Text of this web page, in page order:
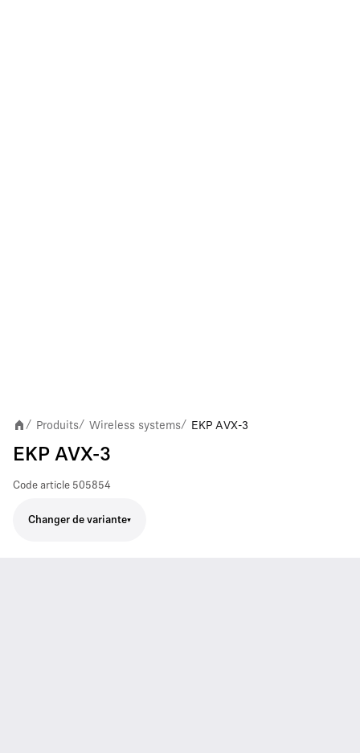
/ Produits/ Wireless systems/ EKP AVX-3
EKP AVX-3
Code article 505854
Changer de variante